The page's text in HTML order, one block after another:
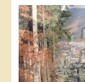
Відеопрогравач